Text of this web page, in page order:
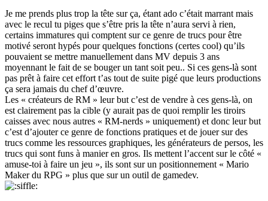
Je me prends plus trop la tête sur ça, étant ado c’était marrant mais
avec le recul tu piges que s’être pris la tête n’aura servi à rien,
certains immatures qui comptent sur ce genre de trucs pour être
motivé seront hypés pour quelques fonctions (certes cool) qu’ils
pouvaient se mettre manuellement dans MV depuis 3 ans
moyennant le fait de se bouger un tant soit peu.. Si ces gens-là sont
pas prêt à faire cet effort t’as tout de suite pigé que leurs productions
ça sera jamais du chef d’œuvre.
Les « créateurs de RM » leur but c’est de vendre à ces gens-là, on
est clairement pas la cible (y aurait pas de quoi remplir les tiroirs
caisses avec nous autres « RM-nerds » uniquement) et donc leur but
c’est d’ajouter ce genre de fonctions pratiques et de jouer sur des
trucs comme les ressources graphiques, les générateurs de persos, les
trucs qui sont funs à manier en gros. Ils mettent l’accent sur le côté «
amuse-toi à faire un jeu », ils sont sur un positionnement « Mario
Maker du RPG » plus que sur un outil de gamedev.